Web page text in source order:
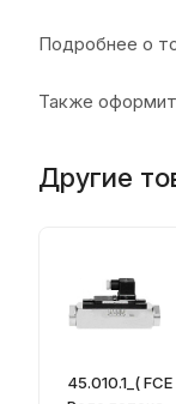
Подробнее о
Также
Другие
45.010.1_(